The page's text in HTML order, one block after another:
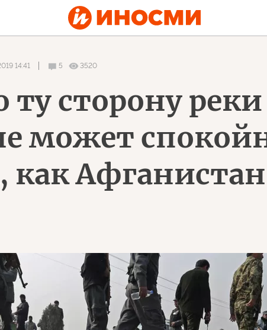
14:41 5 3520
сторону
может
Афганистан